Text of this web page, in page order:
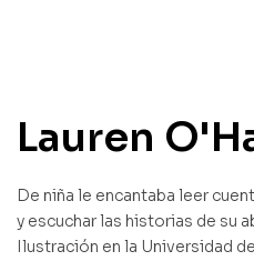
Lauren
De niña le encantaba leer
y escuchar las historias de su
Ilustración en la Universidad